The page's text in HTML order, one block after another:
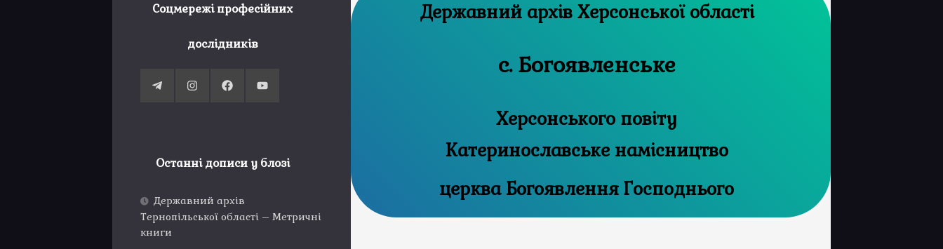
Соцмережі професійних
дослідників
Останні дописи у блозі
Державний архів
Тернопільської області – Метричні
книги
Державний архів Херсонської області
с. Богоявленське
Херсонського повіту
Катеринославське намісництво
церква Богоявлення Господнього